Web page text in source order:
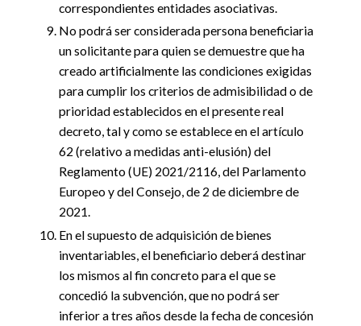
correspondientes entidades asociativas.
No podrá ser considerada persona beneficiaria
un solicitante para quien se demuestre que ha
creado artificialmente las condiciones exigidas
para cumplir los criterios de admisibilidad o de
prioridad establecidos en el presente real
decreto, tal y como se establece en el artículo
62 (relativo a medidas anti-elusión) del
Reglamento (UE) 2021/2116, del Parlamento
Europeo y del Consejo, de 2 de diciembre de
2021.
En el supuesto de adquisición de bienes
inventariables, el beneficiario deberá destinar
los mismos al fin concreto para el que se
concedió la subvención, que no podrá ser
inferior a tres años desde la fecha de concesión